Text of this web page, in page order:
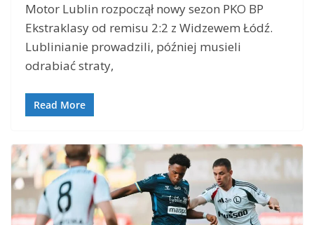
Motor Lublin rozpoczął nowy sezon PKO BP
Ekstraklasy od remisu 2:2 z Widzewem Łódź.
Lublinianie prowadzili, później musieli
odrabiać straty,
Read More